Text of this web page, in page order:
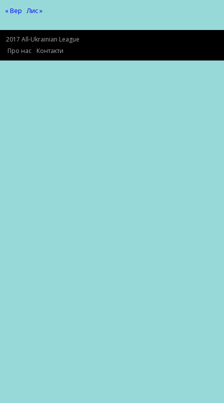
« Вер Лис »
2017 All-Ukrainian League
Про нас
Контакти